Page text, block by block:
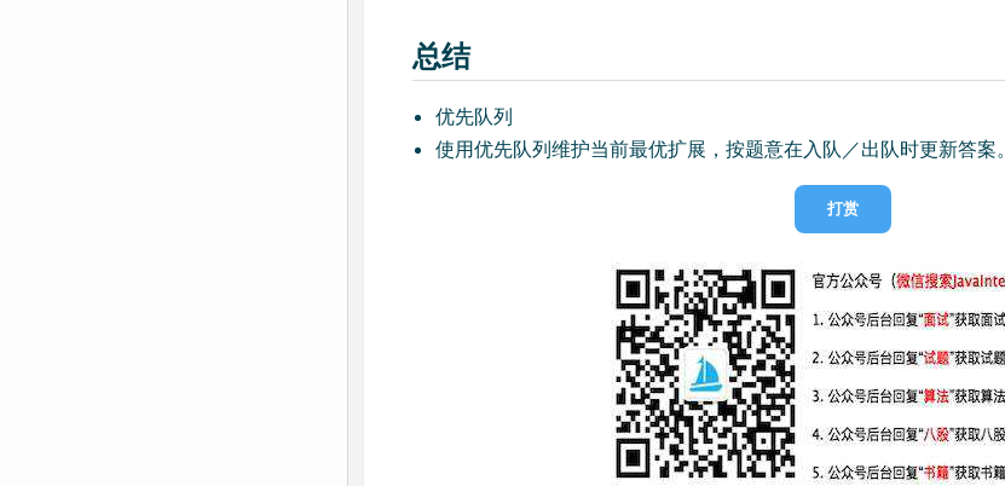
总结
优先队列
使用优先队列维护当前最优扩展，按题意在入队／出队时更新答案。
打赏